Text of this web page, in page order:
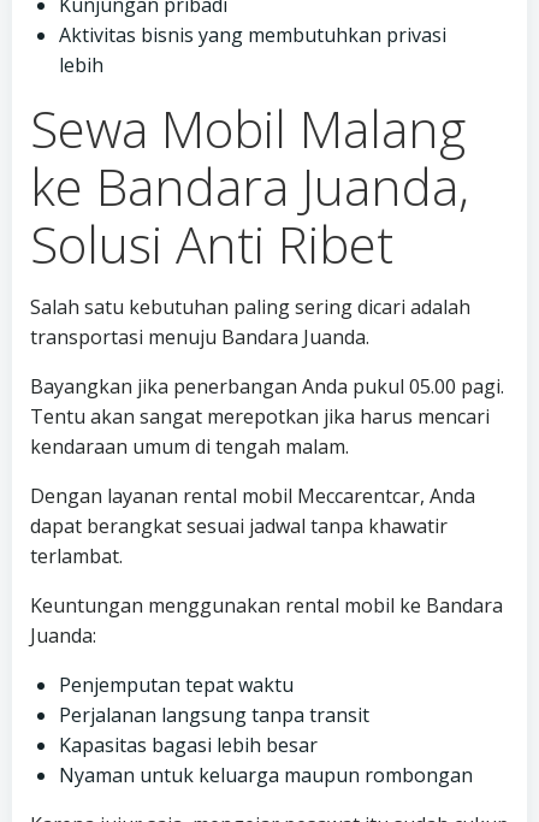
Aktivitas bisnis yang membutuhkan privasi
lebih
Sewa Mobil Malang
ke Bandara Juanda,
Solusi Anti Ribet
Salah satu kebutuhan paling sering dicari adalah
transportasi menuju Bandara Juanda.
Bayangkan jika penerbangan Anda pukul 05.00 pagi.
Tentu akan sangat merepotkan jika harus mencari
kendaraan umum di tengah malam.
Dengan layanan rental mobil Meccarentcar, Anda
dapat berangkat sesuai jadwal tanpa khawatir
terlambat.
Keuntungan menggunakan rental mobil ke Bandara
Juanda:
Penjemputan tepat waktu
Perjalanan langsung tanpa transit
Kapasitas bagasi lebih besar
Nyaman untuk keluarga maupun rombongan